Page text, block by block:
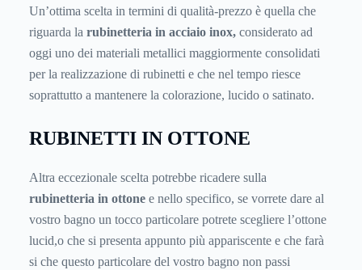
Un’ottima scelta in termini di qualità-prezzo è quella che
riguarda la rubinetteria in acciaio inox, considerato ad
oggi uno dei materiali metallici maggiormente consolidati
per la realizzazione di rubinetti e che nel tempo riesce
soprattutto a mantenere la colorazione, lucido o satinato.
RUBINETTI IN OTTONE
Altra eccezionale scelta potrebbe ricadere sulla
rubinetteria in ottone e nello specifico, se vorrete dare al
vostro bagno un tocco particolare potrete scegliere l’ottone
lucid,o che si presenta appunto più appariscente e che farà
si che questo particolare del vostro bagno non passi